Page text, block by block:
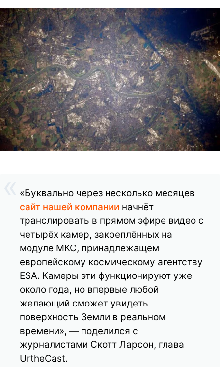
«Буквально через несколько месяцев
сайт нашей компании начнёт
транслировать в прямом эфире видео с
четырёх камер, закреплённых на
модуле МКС, принадлежащем
европейскому космическому агентству
ESA. Камеры эти функционируют уже
около года, но впервые любой
желающий сможет увидеть
поверхность Земли в реальном
времени», — поделился с
журналистами Скотт Ларсон, глава
UrtheCast.